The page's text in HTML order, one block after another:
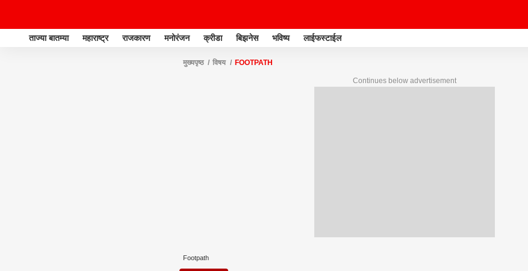
ताज्या बातम्या महाराष्ट्र राजकारण मनोरंजन क्रीडा बिझनेस भविष्य लाईफस्टाईल
मुख्यपृष्ठ विषय FOOTPATH
Continues below advertisement
Footpath